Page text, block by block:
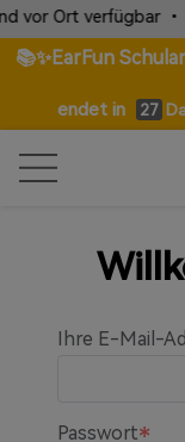
vor Ort verfügbar •
📚✨EarFun
endet in 27
Ihre E-Mail-
Passwort